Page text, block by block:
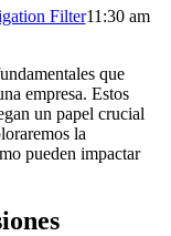
Filter11:30 am
que
empresa. Estos
un papel crucial
la
pueden impactar